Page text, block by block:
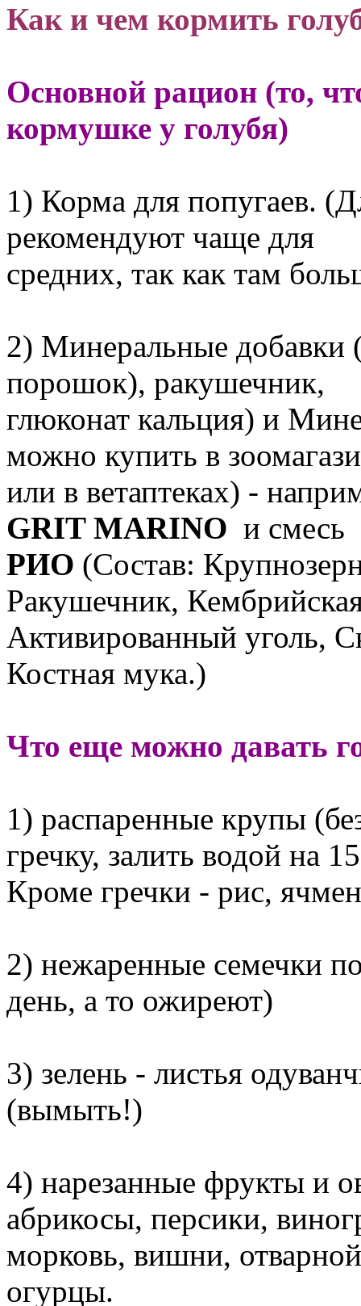
Как и чем кормить
Основной рацион (то,
кормушке у голубя)
1) Корма для попугаев.
рекомендуют чаще для
средних, так как там
2) Минеральные добавки
порошок), ракушечник,
глюконат кальция) и
можно купить в
или в ветаптеках) -
GRIT MARINO и смесь
РИО (Состав:
Ракушечник,
Активированный уголь,
Костная мука.)
Что еще можно давать
1) распаренные крупы
гречку, залить водой на
Кроме гречки - рис,
2) нежаренные семечки
день, а то ожиреют)
3) зелень - листья
(вымыть!)
4) нарезанные фрукты и
абрикосы, персики,
морковь, вишни,
огурцы.